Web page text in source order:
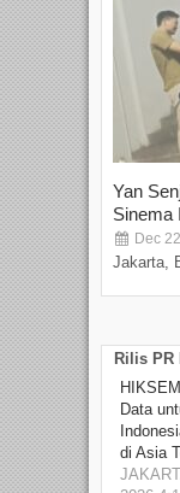
Yan
Sinema
Dec
Jakarta,
Rilis PR
Data
di Asia